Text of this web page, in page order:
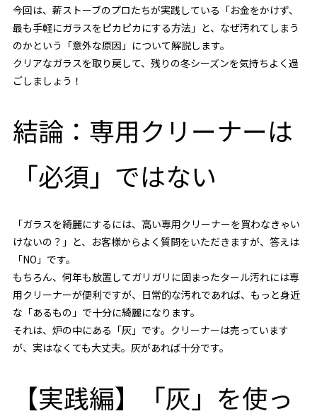
今回は、薪ストーブのプロたちが実践している「お金をかけず、
最も手軽にガラスをピカピカにする方法」と、なぜ汚れてしまう
のかという「意外な原因」について解説します。
クリアなガラスを取り戻して、残りの冬シーズンを気持ちよく過
ごしましょう！
結論：専用クリーナーは
「必須」ではない
「ガラスを綺麗にするには、高い専用クリーナーを買わなきゃい
けないの？」と、お客様からよく質問をいただきますが、答えは
「NO」です。
もちろん、何年も放置してガリガリに固まったタール汚れには専
用クリーナーが便利ですが、日常的な汚れであれば、もっと身近
な「あるもの」で十分に綺麗になります。
それは、炉の中にある「灰」です。クリーナーは売っています
が、実はなくても大丈夫。灰があれば十分です。
【実践編】「灰」を使っ